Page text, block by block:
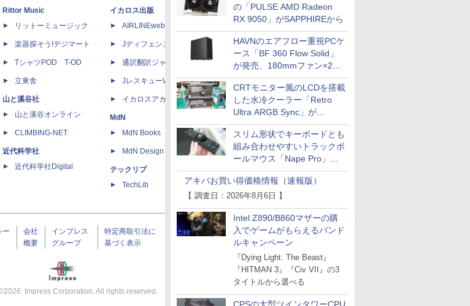
の「PULSE AMD Radeon
RX 9050」がSAPPHIREから
HAVNのエアフロー重視PCケ
ース「BF 360 Flow Solid」
が発売、180mmファン×2搭
載
CRTモニター風のLCDを搭載
した水冷クーラー「Retro
Ultra ARGB Sync」が
Thermaltakeから
スリム形状でキーボードとも
組み合わせやすいトラックボ
ールマウス「Nape Pro」が
Keychronから
アキバお買い得価格情報（速報版）
【 調査日：2026年8月6日 】
Intel Z890/B860マザーの購
入でゲームがもらえるバンド
ルキャンペーン
『Dying Light: The Beast』
『HITMAN 3』『Civ VII』の3
タイトルから選べる
Rittor Music
リットーミュージック
楽器探そう!デジマート
TシャツPOD T-OD
立東舎
山と溪谷社
山と溪谷オンライン
CLIMBING-NET
近代科学社
近代科学社Digital
イカロス出版
AIRLINEweb
Jディフェンスニュース
通訳翻訳ジャーナル
JレスキューWeb
イカロスアカデミー
MdN
MdN Books
MdN Design Interactive
テックリブ
TechLib
ICE
Comic curea
impress QuickBooks
PUBFUN
パブファンセルフ
IPGネットワーク
TシャツPOD pTa.shop
カスタム写真集POD fabli
tion
ー
会社
概要
インプレス
グループ
特定商取引法に
基づく表示
2026 Impress Corporation. All rights reserved.